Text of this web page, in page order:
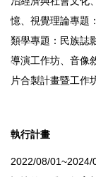
憶、視覺理論專題
類學專題：民族誌
導演工作坊、音像
片合製計畫暨工作
執行計畫
2022/08/01~2024/